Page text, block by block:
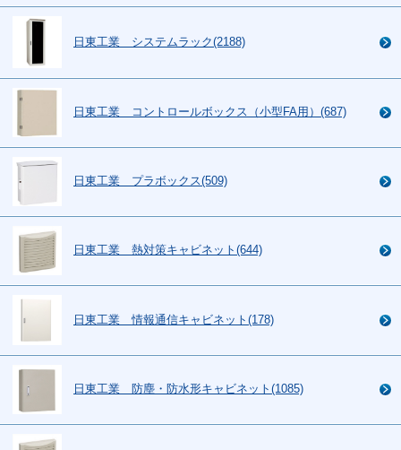
日東工業 システムラック(2188)
日東工業 コントロールボックス（小型FA用）(687)
日東工業 プラボックス(509)
日東工業 熱対策キャビネット(644)
日東工業 情報通信キャビネット(178)
日東工業 防塵・防水形キャビネット(1085)